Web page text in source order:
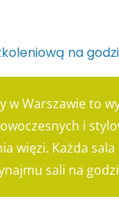
na
w Warszawie to
i
więzi. Każda
sali na